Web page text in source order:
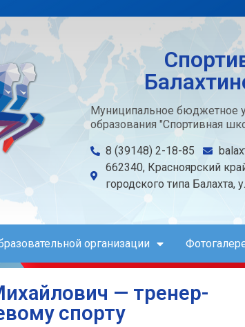
Муниципальное бюджетное
образования "Спортивная
8 (39148) 2-18-85
662340, Красноярский
городского типа
организации
— тренер-
спорту